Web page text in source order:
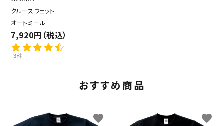
クルースウェット
オートミール
7,920円（税込）
3件
おすすめ商品
favorite favorite